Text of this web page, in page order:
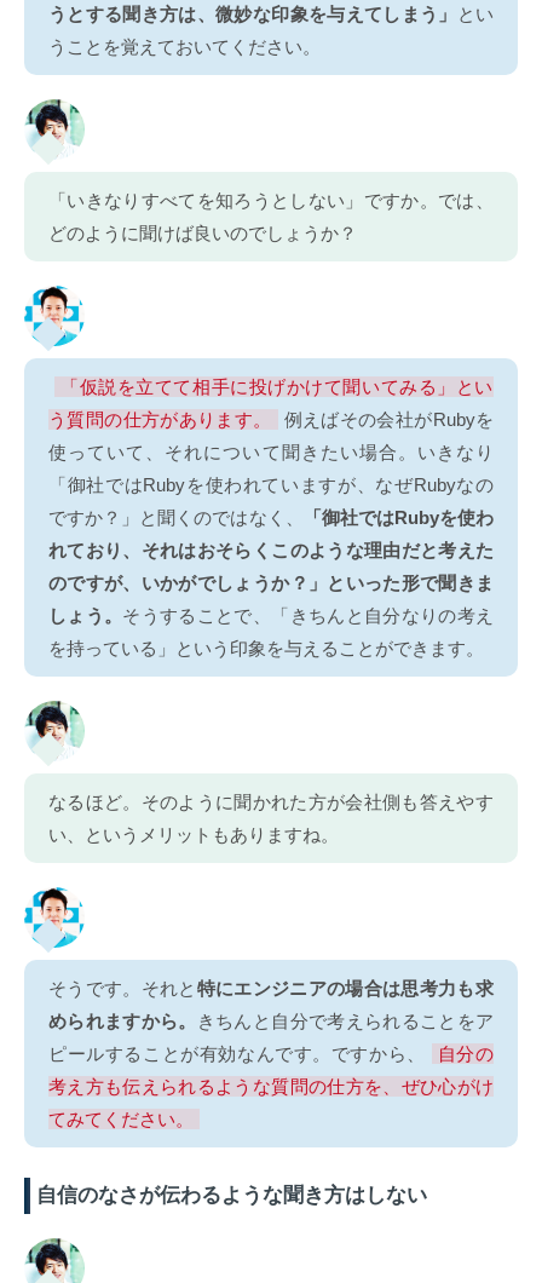
うとする聞き方は、微妙な印象を与えてしまう」
とい
うことを覚えておいてください。
「いきなりすべてを知ろうとしない」ですか。では、
どのように聞けば良いのでしょうか？
「仮説を立てて相手に投げかけて聞いてみる」とい
う質問の仕方があります。
例えばその会社がRubyを
使っていて、それについて聞きたい場合。いきなり
「御社ではRubyを使われていますが、なぜRubyなの
ですか？」と聞くのではなく、
「御社ではRubyを使わ
れており、それはおそらくこのような理由だと考えた
のですが、いかがでしょうか？」といった形で聞きま
しょう。 そうすることで、「きちんと自分なりの考え
を持っている」という印象を与えることができます。
なるほど。そのように聞かれた方が会社側も答えやす
い、というメリットもありますね。
そうです。それと 特にエンジニアの場合は思考力も求
められますから。
きちんと自分で考えられることをア
ピールすることが有効なんです。ですから、
自分の
考え方も伝えられるような質問の仕方を、ぜひ心がけ
てみてください。
自信のなさが伝わるような聞き方はしない